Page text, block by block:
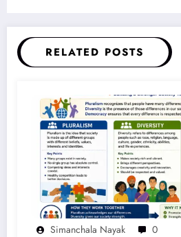
RELATED POSTS
Simanchala Nayak 0